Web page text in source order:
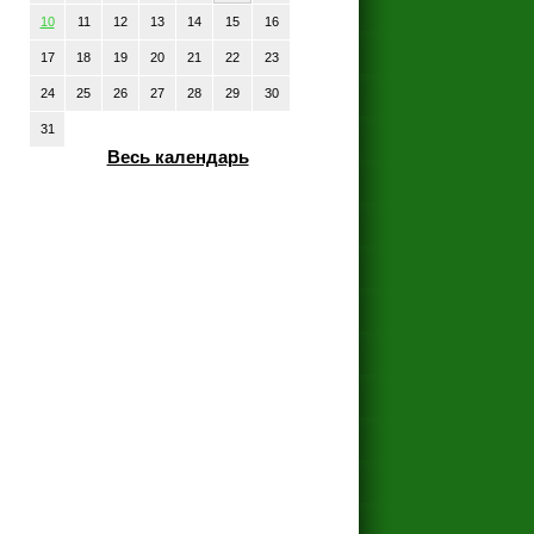
10 11 12 13 14 15 16
17 18 19 20 21 22 23
24 25 26 27 28 29 30
31
Весь календарь